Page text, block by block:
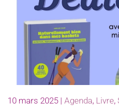
10 mars 2025 | Agenda, Livre,